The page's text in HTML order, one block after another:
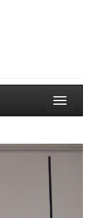
Toggle